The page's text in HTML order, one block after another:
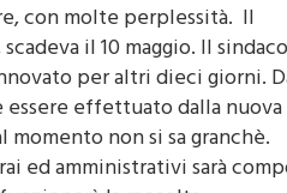
con molte perplessità. Il
il 10 maggio. Il sindaco
per altri dieci giorni.
effettuato dalla nuova
non si sa granchè.
ed amministrativi sarà